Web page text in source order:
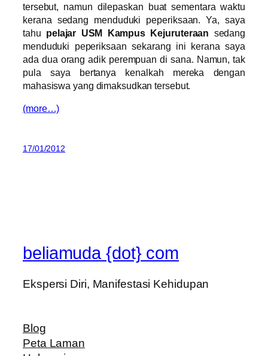
tersebut, namun dilepaskan buat sementara waktu
kerana sedang menduduki peperiksaan. Ya, saya
tahu pelajar USM Kampus Kejuruteraan sedang
menduduki peperiksaan sekarang ini kerana saya
ada dua orang adik perempuan di sana. Namun, tak
pula saya bertanya kenalkah mereka dengan
mahasiswa yang dimaksudkan tersebut.
(more…)
17/01/2012
beliamuda {dot} com
Ekspersi Diri, Manifestasi Kehidupan
Blog
Peta Laman